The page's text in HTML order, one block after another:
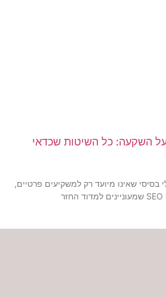
כל השיטות שכדאי
שאינו מיועד רק למשקיעים פרטיים,